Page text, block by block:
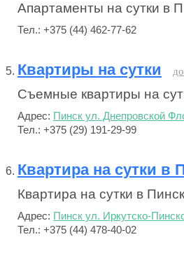
Апартаменты на сутки в
Тел.: +375 (44) 462-77-62
Квартиры на сутки
Съемные квартиры на
Адрес: Пинск ул. Днепровской
Тел.: +375 (29) 191-29-99
Квартира на сутки в
Квартира на сутки в
Адрес: Пинск ул. Иркутско-
Тел.: +375 (44) 478-40-02